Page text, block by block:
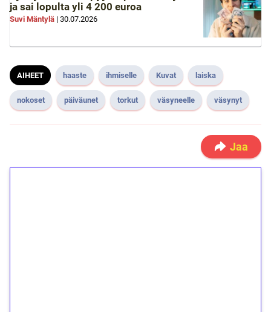
ja sai lopulta yli 4 200 euroa
Suvi Mäntylä | 30.07.2026
AIHEET haaste ihmiselle Kuvat laiska
nokoset päiväunet torkut väsyneelle väsynyt
Jaa